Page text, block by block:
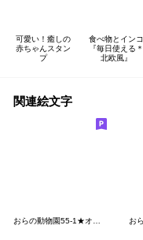
可愛い！癒しの
赤ちゃんスタン
プ
食べ物とインコ
『毎日使える＊
北欧風』
関連絵文字